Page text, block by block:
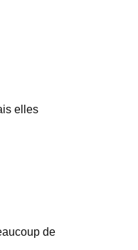
elles
de